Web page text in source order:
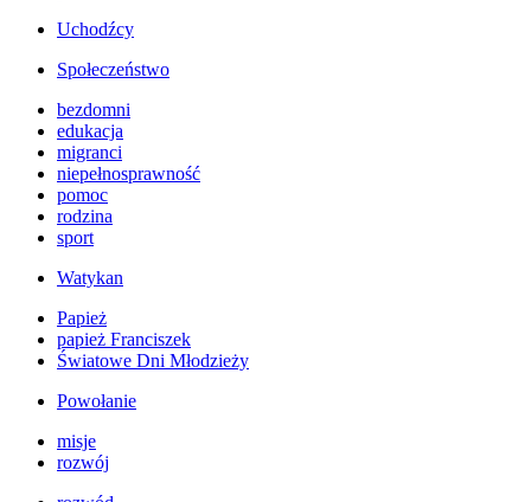
Uchodźcy
Społeczeństwo
bezdomni
edukacja
migranci
niepełnosprawność
pomoc
rodzina
sport
Watykan
Papież
papież Franciszek
Światowe Dni Młodzieży
Powołanie
misje
rozwój